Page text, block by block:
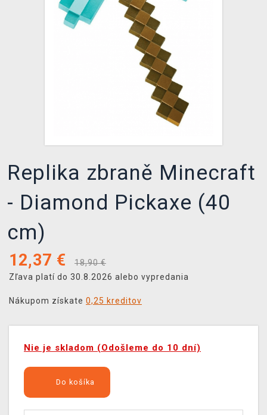
XZONE KLUB
Replika zbraně Minecraft
- Diamond Pickaxe (40
cm)
12,37 €
18,90 €
Zľava platí do 30.8.2026 alebo vypredania
Nákupom získate 0,25 kreditov
Nie je skladom (Odošleme do 10 dní)
Do košíka